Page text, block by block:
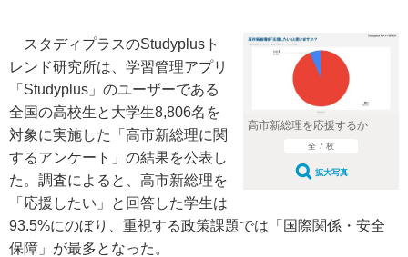
高市新総理を応援するか
全 7 枚
拡大写真
スタディプラスのStudyplusト
レンド研究所は、学習管理アプリ
「Studyplus」のユーザーである
全国の高校生と大学生8,806名を
対象に実施した「高市新総理に関
するアンケート」の結果を公表し
た。調査によると、高市新総理を
「応援したい」と回答した学生は
93.5%にのぼり、重視する政策課題では「国際関係・安全
保障」が最多となった。